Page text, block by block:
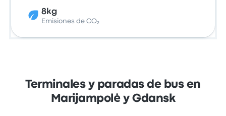
8kg
Emisiones de CO₂
Terminales y paradas de bus en
Marijampolė y Gdansk